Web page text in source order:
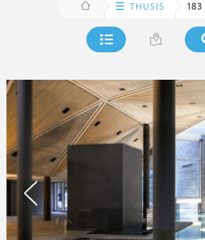
THUSIS 183